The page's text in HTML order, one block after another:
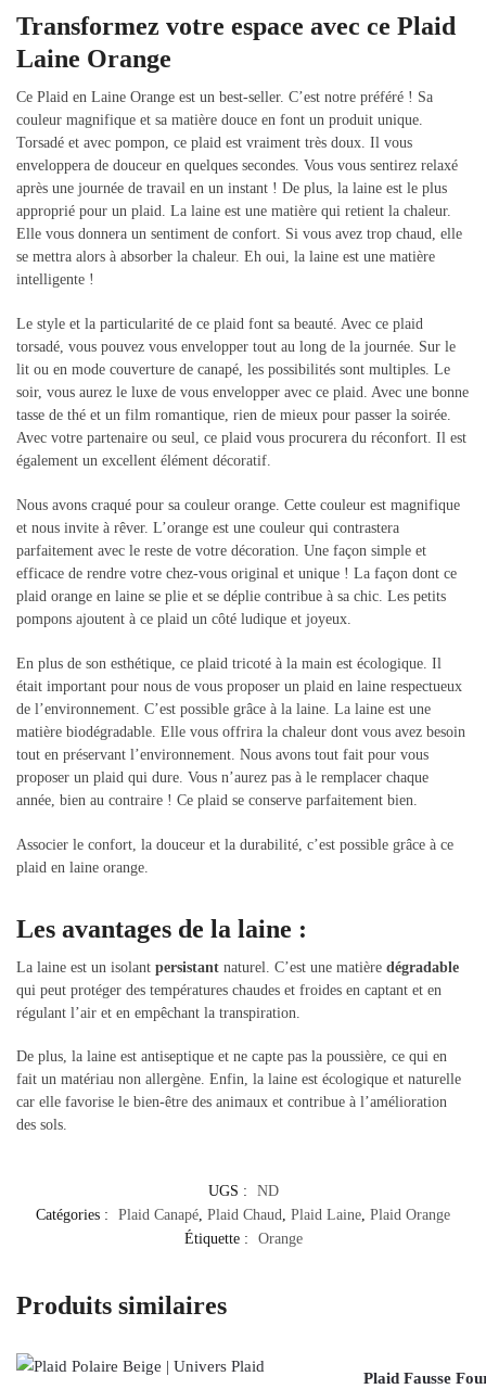
Transformez votre espace avec ce Plaid
Laine Orange
Ce Plaid en Laine Orange est un best-seller. C’est notre préféré ! Sa
couleur magnifique et sa matière douce en font un produit unique.
Torsadé et avec pompon, ce plaid est vraiment très doux. Il vous
enveloppera de douceur en quelques secondes. Vous vous sentirez relaxé
après une journée de travail en un instant ! De plus, la laine est le plus
approprié pour un plaid. La laine est une matière qui retient la chaleur.
Elle vous donnera un sentiment de confort. Si vous avez trop chaud, elle
se mettra alors à absorber la chaleur. Eh oui, la laine est une matière
intelligente !
Le style et la particularité de ce plaid font sa beauté. Avec ce plaid
torsadé, vous pouvez vous envelopper tout au long de la journée. Sur le
lit ou en mode couverture de canapé, les possibilités sont multiples. Le
soir, vous aurez le luxe de vous envelopper avec ce plaid. Avec une bonne
tasse de thé et un film romantique, rien de mieux pour passer la soirée.
Avec votre partenaire ou seul, ce plaid vous procurera du réconfort. Il est
également un excellent élément décoratif.
Nous avons craqué pour sa couleur orange. Cette couleur est magnifique
et nous invite à rêver. L’orange est une couleur qui contrastera
parfaitement avec le reste de votre décoration. Une façon simple et
efficace de rendre votre chez-vous original et unique ! La façon dont ce
plaid orange en laine se plie et se déplie contribue à sa chic. Les petits
pompons ajoutent à ce plaid un côté ludique et joyeux.
En plus de son esthétique, ce plaid tricoté à la main est écologique. Il
était important pour nous de vous proposer un plaid en laine respectueux
de l’environnement. C’est possible grâce à la laine. La laine est une
matière biodégradable. Elle vous offrira la chaleur dont vous avez besoin
tout en préservant l’environnement. Nous avons tout fait pour vous
proposer un plaid qui dure. Vous n’aurez pas à le remplacer chaque
année, bien au contraire ! Ce plaid se conserve parfaitement bien.
Associer le confort, la douceur et la durabilité, c’est possible grâce à ce
plaid en laine orange.
Les avantages de la laine :
La laine est un isolant persistant naturel. C’est une matière dégradable
qui peut protéger des températures chaudes et froides en captant et en
régulant l’air et en empêchant la transpiration.
De plus, la laine est antiseptique et ne capte pas la poussière, ce qui en
fait un matériau non allergène. Enfin, la laine est écologique et naturelle
car elle favorise le bien-être des animaux et contribue à l’amélioration
des sols.
UGS :
ND
Catégories :
Plaid Canapé, Plaid Chaud, Plaid Laine, Plaid Orange
Étiquette :
Orange
Produits similaires
Plaid Fausse